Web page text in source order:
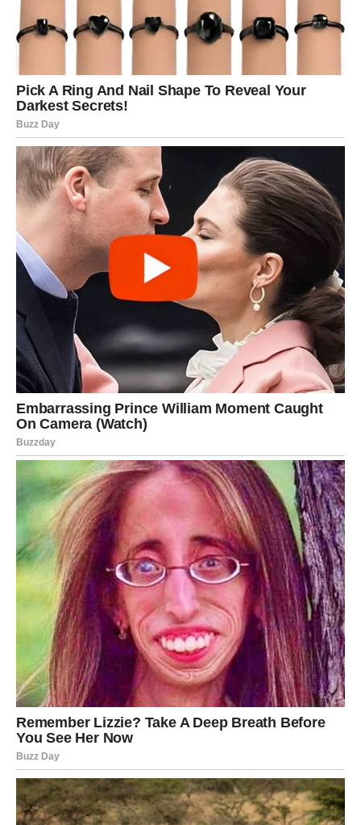
Ovnovi često imaju snažne emocije, ali ponekad ne vole
da pokazuju svoju ranjivost. Međutim, upravo sada
otvoren razgovor može doneti olakšanje i više
Za neke Ovnove ovo može biti period u kojem se odnos
stabilizuje i dobija novu dubinu.
Povratak prošlosti
Postoji mogućnost da se neko iz prošlosti ponovo pojavi
u vašem životu. To može biti bivši partner ili osoba sa
kojom nikada niste do kraja razjasnili emocije.
Sudbina ponekad vraća ljude u naš život ne zato da bi nas
zbunila, već da bi nam dala priliku da zatvorimo jedno
poglavlje ili da započnemo novo – ali ovog puta sa više
zrelosti.
Važno je da ne donosite odluke iz impulsivnosti. Dajte
sebi vremena da razumete šta zaista osećate.
Slobodni Ovnovi
Slobodni Ovnovi mogli bi u narednim danima upoznati
osobu koja će probuditi njihovu znatiželju. Možda to neće
odmah izgledati kao velika ljubavna priča, ali energija
između vas može biti snažna.
Ovo je period u kojem se veze mogu razvijati spontano,
bez previše planiranja. Najlepše stvari često dolaze onda
kada ih najmanje očekujemo.
Posao – prilike koje traže
hrabrost
Na poslovnom planu Ovnovi bi mogli osetiti nalet
energije. Ideje koje su dugo bile u vašim mislima sada